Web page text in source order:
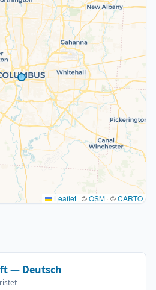
Leaflet | ©OSM · ©CARTO
— Deutsch